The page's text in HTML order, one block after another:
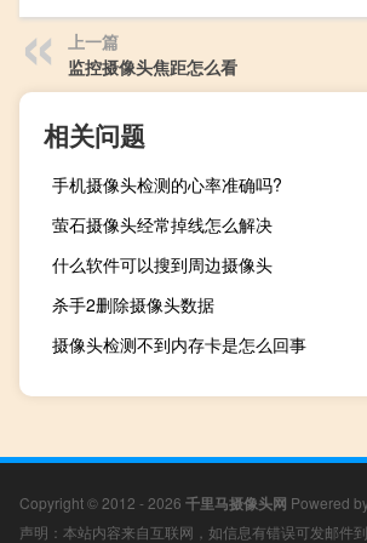
上一篇
监控摄像头焦距怎么看
相关问题
手机摄像头检测的心率准确吗?
萤石摄像头经常掉线怎么解决
什么软件可以搜到周边摄像头
杀手2删除摄像头数据
摄像头检测不到内存卡是怎么回事
Copyright © 2012 - 2026 千里马摄像头网 Powered
声明：本站内容来自互联网，如信息有错误可发邮件